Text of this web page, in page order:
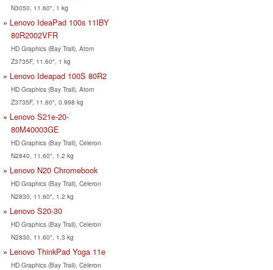
N3050, 11.60", 1 kg
Lenovo IdeaPad 100s 11IBY
80R2002VFR
HD Graphics (Bay Trail), Atom
Z3735F, 11.60", 1 kg
Lenovo Ideapad 100S 80R2
HD Graphics (Bay Trail), Atom
Z3735F, 11.60", 0.998 kg
Lenovo S21e-20-
80M40003GE
HD Graphics (Bay Trail), Celeron
N2840, 11.60", 1.2 kg
Lenovo N20 Chromebook
HD Graphics (Bay Trail), Celeron
N2830, 11.60", 1.2 kg
Lenovo S20-30
HD Graphics (Bay Trail), Celeron
N2830, 11.60", 1.3 kg
Lenovo ThinkPad Yoga 11e
HD Graphics (Bay Trail), Celeron